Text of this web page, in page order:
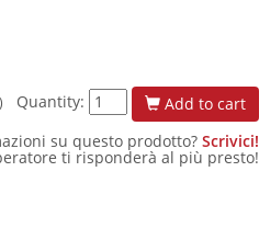
Quantity:
Add to cart
su questo prodotto? Scrivici!
ti risponderà al più presto!